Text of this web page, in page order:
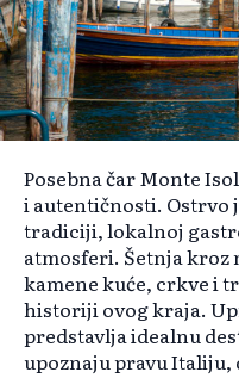
Posebna čar Monte
i autentičnosti. Ostrvo
tradiciji, lokalnoj
atmosferi. Šetnja kroz
kamene kuće, crkve i
historiji ovog kraja.
predstavlja idealnu
upoznaju pravu Italiju,